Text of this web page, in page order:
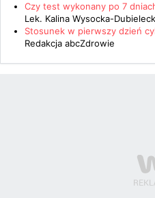
Czy test wykonany po 7
Lek. Kalina Wysocka-
Stosunek w pierwszy dzień
Redakcja abcZdrowie